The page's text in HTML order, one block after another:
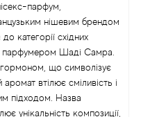
парфум,
нішевим брендом
категорії східних
парфумером Шаді Самра.
що символізує
втілює сміливість і
підходом. Назва
унікальність композиції,